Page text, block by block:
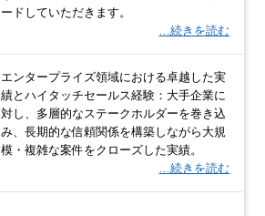
ードしていただきます。
…続きを読む
エンタープライズ領域における卓越した実
績とハイタッチセールス経験：大手企業に
対し、多層的なステークホルダーを巻き込
み、長期的な信頼関係を構築しながら大規
模・複雑な案件をクローズした実績。
…続きを読む